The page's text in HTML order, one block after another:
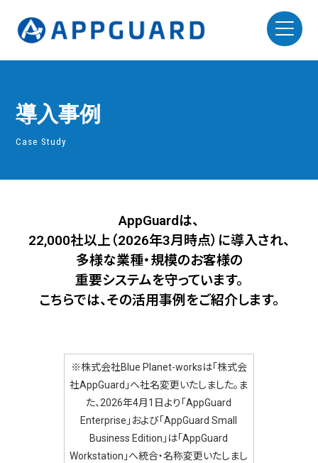
導入事例
Case Study
AppGuardは、
22,000社以上（2026年3月時点）に導入され、
多様な業種・規模のお客様の
重要システムを守っています。
こちらでは、その活用事例をご紹介します。
※株式会社Blue Planet-worksは「株式会
社AppGuard」へ社名変更いたしました。ま
た、2026年4月1日より「AppGuard
Enterprise」および「AppGuard Small
Business Edition」は「AppGuard
Workstation」へ統合・名称変更いたしまし